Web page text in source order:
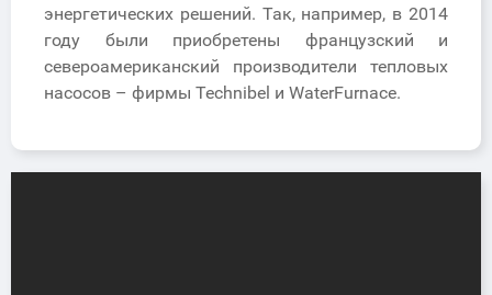
энергетических решений. Так, например, в 2014
году были приобретены французский и
североамериканский производители тепловых
насосов – фирмы Technibel и WaterFurnace.